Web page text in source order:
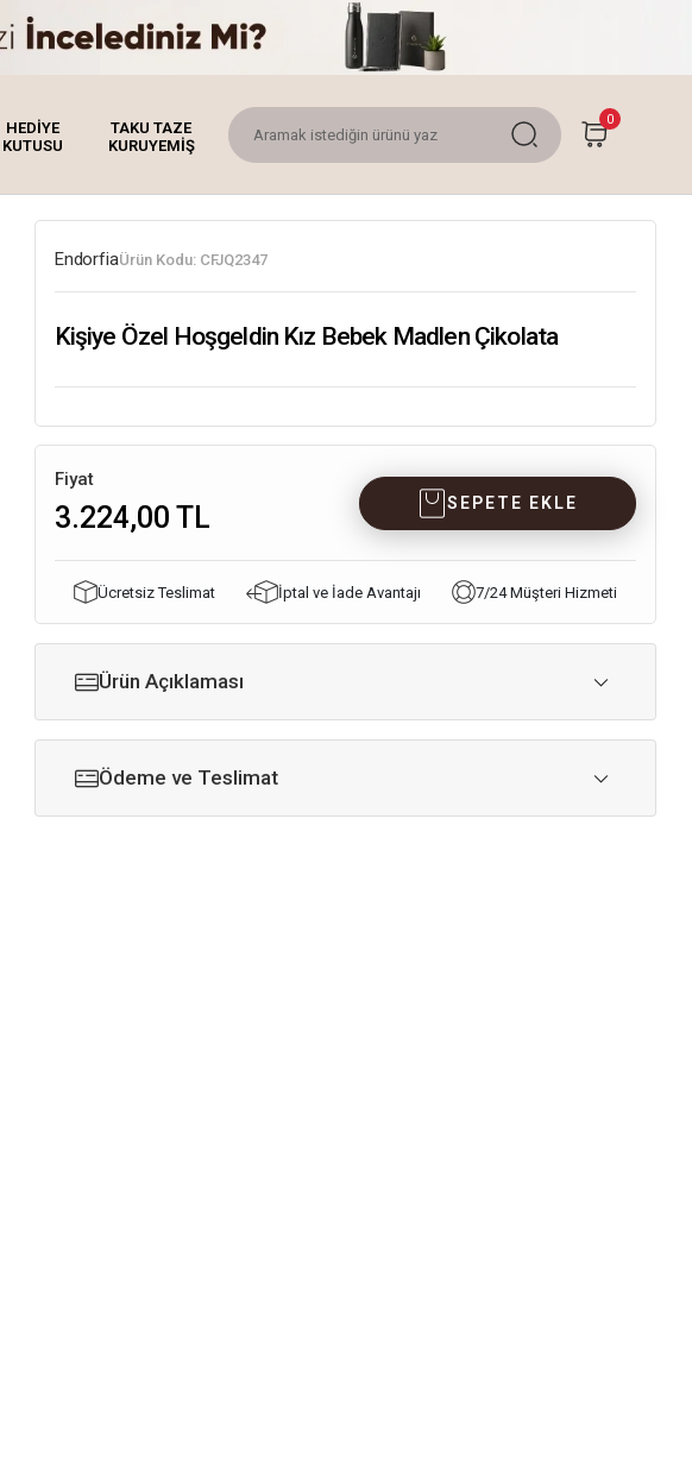
HEDİYE
KUTUSU
TAKU TAZE
KURUYEMİŞ
0
EndorfiaÜrün Kodu: CFJQ2347
Kişiye Özel Hoşgeldin Kız Bebek Madlen Çikolata
Fiyat
3.224,00 TL SEPETE EKLE
Ücretsiz Teslimat İptal ve İade Avantajı 7/24 Müşteri Hizmeti
Ürün Açıklaması
Ödeme ve Teslimat